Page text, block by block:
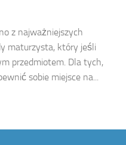
z najważniejszych
maturzysta, który jeśli
przedmiotem. Dla tych,
sobie miejsce na...